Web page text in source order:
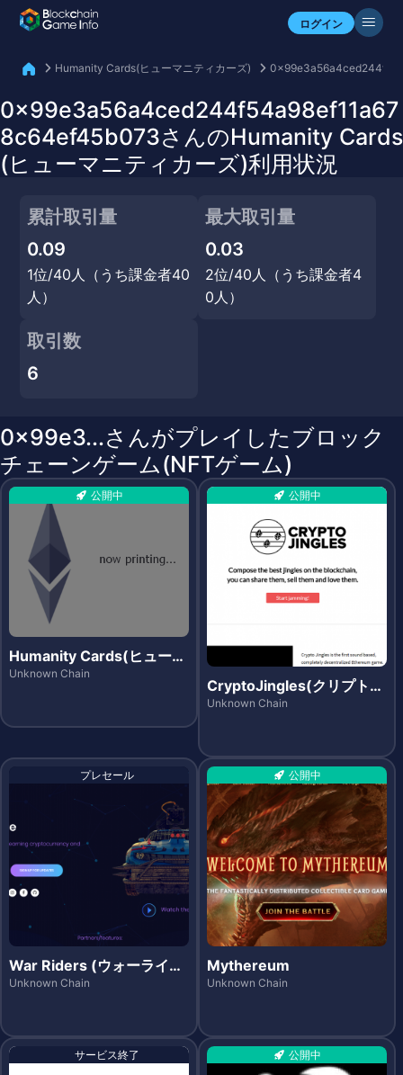
ログイン
自分のアセットを確認
Humanity Cards(ヒューマニティカーズ)
0x99e3a56a4ced244f54a98ef11a67
8c64ef45b073さんのHumanity Cards
(ヒューマニティカーズ)利用状況
累計取引量
0.09
1位/40人（うち課金者40
人）
最大取引量
0.03
2位/40人（うち課金者4
0人）
取引数
6
0x99e3...さんがプレイしたブロック
チェーンゲーム(NFTゲーム)
公開中
Humanity Cards(ヒューマ
ニティカーズ)
Unknown Chain
公開中
CryptoJingles(クリプトジ
ングルズ)
Unknown Chain
プレセール
War Riders (ウォーライダ
ーズ)
Unknown Chain
公開中
Mythereum
Unknown Chain
サービス終了 公開中